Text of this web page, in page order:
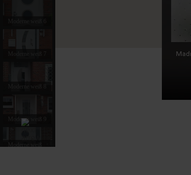
Moderne weiß 8
Moderne weiß 9